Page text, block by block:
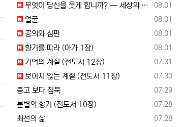
등록일
08.01
무엇이 당신을 웃게 합니까? — 세상의 소리와 거듭난 영혼의 반응
등록일
08.01
얼굴
등록일
08.01
공의와 심판
등록일
08.01
향기를 따라 (아가 1장)
등록일
07.31
기억의 계절 (전도서 12장)
등록일
07.30
보이지 않는 계절 (전도서 11장)
등록일
07.29
충고 보다 침묵
등록일
07.28
분별의 향기 (전도서 10장)
등록일
07.28
최선의 삶